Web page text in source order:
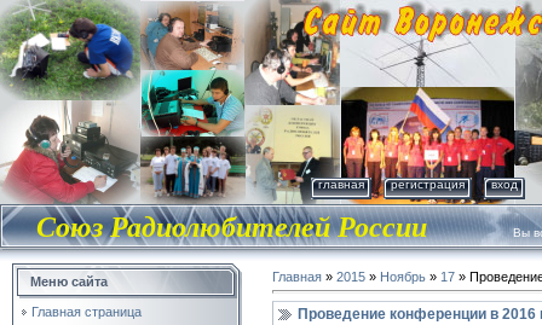
главная регистрация вход
Союз Радиолюбителей России Вы
Меню сайта
Главная страница
Главная » 2015 » Ноябрь » 17 »
Проведение конференции в 2016